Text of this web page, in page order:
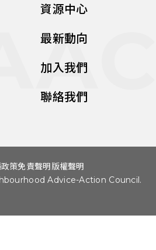
資源中心
最新動向
加入我們
聯絡我們
Advice-Action Council.
策免責聲明版權聲明